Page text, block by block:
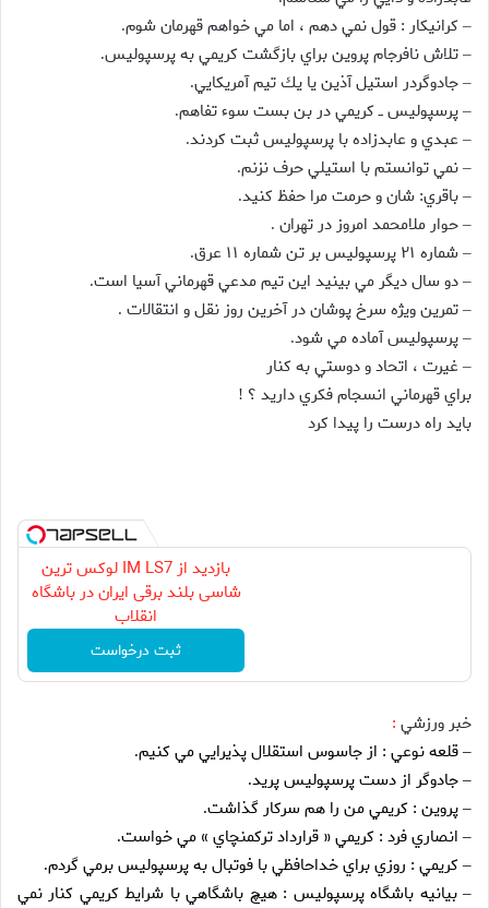
– كرانيكار : قول نمي دهم ،‌ اما مي خواهم قهرمان شوم.
– تلاش نافرجام پروين براي بازگشت كريمي به پرسپوليس.
– جادوگردر استيل آذين يا يك تيم آمريكايي.
– پرسپوليس ــ كريمي در بن بست سوء تفاهم.
– عبدي و عابدزاده با پرسپوليس ثبت كردند.
– نمي توانستم با استيلي حرف نزنم.
– باقري: شان و حرمت مرا حفظ كنيد.
– حوار ملامحمد امروز در تهران .
– شماره ۲۱ پرسپوليس بر تن شماره ۱۱ عرق
.
– دو سال ديگر مي بينيد اين تيم مدعي قهرماني آسيا است.
– تمرين ويژه سرخ پوشان در آخرين روز نقل و انتقالات .
– پرسپوليس آماده مي شود.
– غيرت ، اتحاد و دوستي به كنار
براي قهرماني انسجام فكري داريد ؟ !
بايد راه درست را پيدا كرد
بازدید از IM LS7 لوکس ترین
شاسی بلند برقی ایران در باشگاه
انقلاب
ثبت درخواست
خبر ورزشي :
– قلعه نوعي : از جاسوس استقلال پذيرايي مي كنيم.
– جادوگر از دست پرسپوليس پريد.
– پروين : كريمي من را هم سركار گذاشت.
– انصاري فرد : كريمي « قرارداد تركمنچاي » مي خواست.
– كريمي : روزي براي خداحافظي با فوتبال به پرسپوليس برمي گردم.
–بيانيه باشگاه پرسپوليس : هيچ باشگاهي با شرايط كريمي كنار نمي